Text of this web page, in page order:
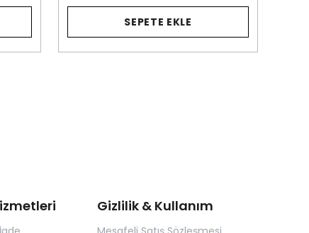
SEPETE EKLE
Gizlilik & Kullanım